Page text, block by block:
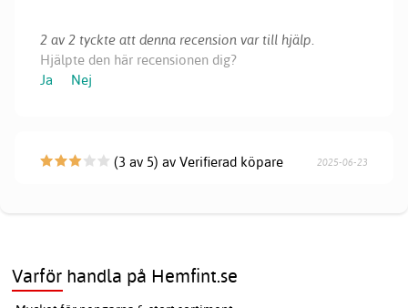
2 av 2 tyckte att denna recension var till hjälp.
Hjälpte den här recensionen dig?
Ja
Nej
(3 av 5) av Verifierad köpare 2025-06-23
Varför handla på Hemfint.se